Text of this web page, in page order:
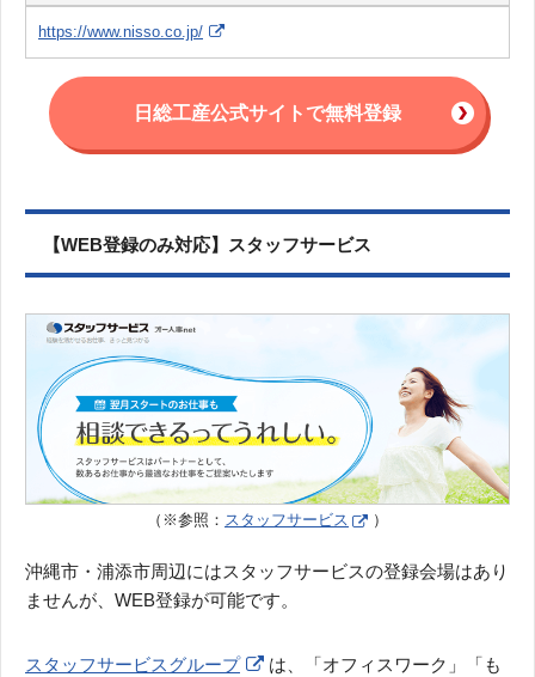
https://www.nisso.co.jp/
日総工産公式サイトで無料登録
【WEB登録のみ対応】スタッフサービス
（※参照： スタッフサービス ）
沖縄市・浦添市周辺にはスタッフサービスの登録会場はあり
ませんが、WEB登録が可能です。
スタッフサービスグループ
は、「オフィスワーク」「も